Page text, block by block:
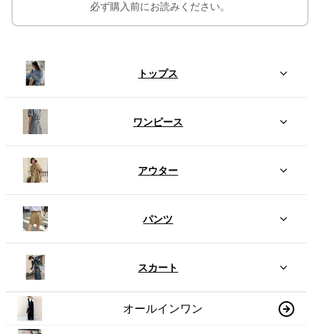
必ず購入前にお読みください。
トップス
ワンピース
アウター
パンツ
スカート
オールインワン